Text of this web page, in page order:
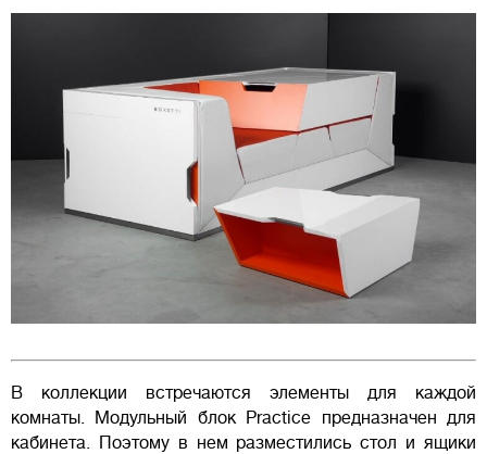
В коллекции встречаются элементы для каждой
комнаты. Модульный блок Practice предназначен для
кабинета. Поэтому в нем разместились стол и ящики